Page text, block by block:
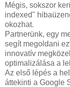
Mégis, sokszor
indexed"
okozhat.
Partnerünk, egy
segít megoldani
innovatív
optimalizálása a
Az első lépés a
áttekinti a Google